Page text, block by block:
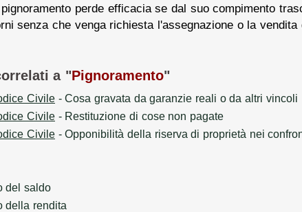
perde efficacia se dal suo compimento
senza che venga richiesta l'assegnazione o la vendita
a "Pignoramento"
Civile - Cosa gravata da garanzie reali o da altri vincoli
Civile - Restituzione di cose non pagate
Civile - Opponibilità della riserva di proprietà nei
del saldo
della rendita